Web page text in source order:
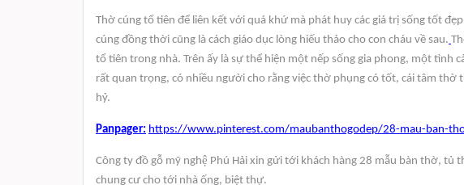
Thờ cúng tổ tiên để liên kết với quá khứ mà phát huy các giá trị sống tốt
cúng đồng thời cũng là cách giáo dục lòng hiếu thảo cho con cháu về sau.
tổ tiên trong nhà. Trên ấy là sự thể hiện một nếp sống gia phong, một tình
rất quan trọng, có nhiều người cho rằng việc thờ phụng có tốt, cái tâm thờ
hỷ.
Panpager: https://www.pinterest.com/maubanthogodep/28-mau-ban-
Công ty đồ gỗ mỹ nghệ Phú Hải xin gửi tới khách hàng 28 mẫu bàn thờ,
chung cư cho tới nhà ống, biệt thự.